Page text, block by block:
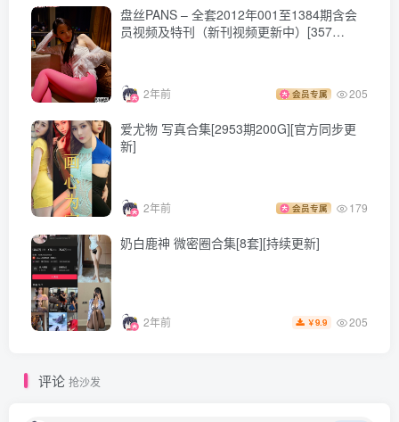
[10.14更1]
rioko凉凉子 – NO.125 Gneisenau (Azur Lane)[25P／314MB]
[10.13更1]
rioko凉凉子 – NO.124 美艳小妈[63P-10V-731.4M]
[9.30更1]
rioko凉凉子 – NO.123 恰巴耶夫礼服[44P-11V-424.7M]
[8.17更1]
rioko凉凉子 – NO.122 碧蓝航线 花园[40P-1V-680.2M]
[8.14更1：121替换完整]
盘丝PANS – 全套2012年001至1384期含会
员视频及特刊（新刊视频更新中）[357
2年前 会员专属 205
爱尤物 写真合集[2953期200G][官方同步更
新]
2年前 会员专属 179
奶白鹿神 微密圈合集[8套][持续更新]
2年前 ￥9.9 205
评论 抢沙发